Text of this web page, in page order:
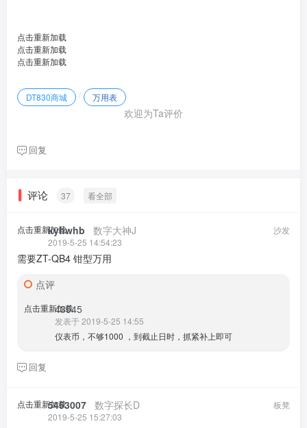
点击重新加载
点击重新加载
点击重新加载
DT830商城 / 万用表
欢迎为Ta评价
回复
评论 37 看全部
点击重新加载 沙发
kyhwhb 数字大神J
2019-5-25 14:54:23
需要ZT-QB4 钳型万用
点评
点击重新加载
43545
发表于 2019-5-25 14:55
仪表币，不够1000 ，到截止日时，抓紧补上即可
回复
点击重新加载 板凳
5453007 数字探长D
2019-5-25 15:27:03